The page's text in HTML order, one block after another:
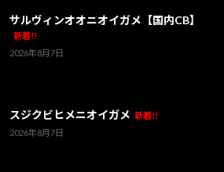
サルヴィンオオニオイガメ【国内CB】
新着!!
2026年8月7日
スジクビヒメニオイガメ 新着!!
2026年8月7日